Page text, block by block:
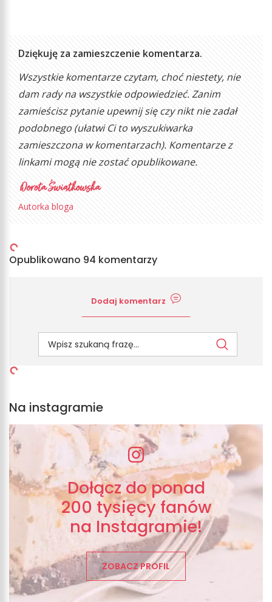
Dziękuję za zamieszczenie komentarza.
Wszystkie komentarze czytam, choć niestety, nie
dam rady na wszystkie odpowiedzieć. Zanim
zamieścisz pytanie upewnij się czy nikt nie zadał
podobnego (ułatwi Ci to wyszukiwarka
zamieszczona w komentarzach). Komentarze z
linkami mogą nie zostać opublikowane.
Autorka bloga
Opublikowano 94 komentarzy
Dodaj komentarz
Na instagramie
Dołącz do ponad
200 tysięcy fanów
na Instagramie!
ZOBACZ PROFIL